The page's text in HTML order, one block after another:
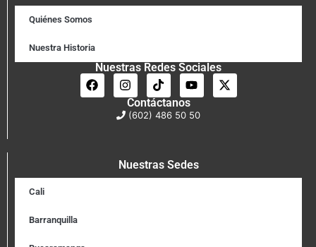
Quiénes Somos
Nuestra Historia
Nuestras Redes Sociales
Contáctanos
(602) 486 50 50
Nuestras Sedes
Cali
Barranquilla